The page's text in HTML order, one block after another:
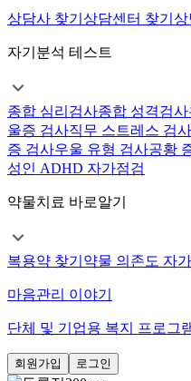
상담사 찾기 상담센터 찾기 상
자기분석 테스트
종합 심리검사종합 성격검사
울증 검사직무 스트레스 검사
증 검사우울 유형 검사공황
성인 ADHD 자가점검
약물치료 바로알기
복용약 찾기 약물 의존도 자
마음관리 이야기
단체 및 기업용 복지 프로그
회원가입 로그인